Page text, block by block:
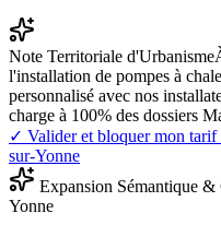
Note Territoriale d'Urbanisme
l'installation de pompes à
personnalisé avec nos
charge à 100% des dossiers
✓ Valider et bloquer mon tarif
sur-Yonne
Expansion Sémantique
Yonne